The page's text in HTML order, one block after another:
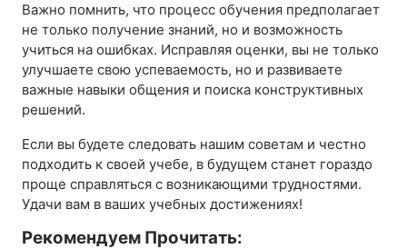
Важно помнить, что процесс обучения предполагает
не только получение знаний, но и возможность
учиться на ошибках. Исправляя оценки, вы не только
улучшаете свою успеваемость, но и развиваете
важные навыки общения и поиска конструктивных
решений.
Если вы будете следовать нашим советам и честно
подходить к своей учебе, в будущем станет гораздо
проще справляться с возникающими трудностями.
Удачи вам в ваших учебных достижениях!
Рекомендуем Прочитать: